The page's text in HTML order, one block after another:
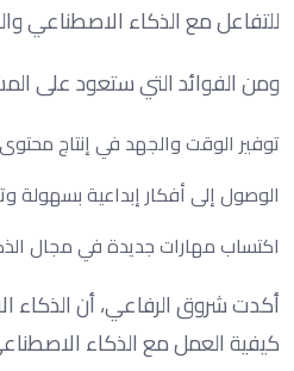
للتفاعل مع الذكاء
ومن الفوائد التي ستعود على
توفير الوقت والجهد في إنتاج
الوصول إلى أفكار إبداعية
اكتساب مهارات جديدة في مجال
أكدت شروق الرفاعي، أن الذكاء
كيفية العمل مع الذكاء